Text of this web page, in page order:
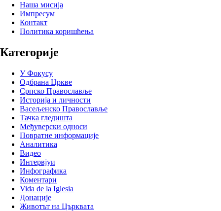
Наша мисија
Импресум
Контакт
Политика коришћења
Категорије
У Фокусу
Одбрана Цркве
Српско Православље
Историја и личности
Васељенско Православље
Тачка гледишта
Међуверски односи
Повратне информације
Аналитика
Видео
Интервјуи
Инфографика
Коментари
Vida de la Iglesia
Донације
Животът на Църквата